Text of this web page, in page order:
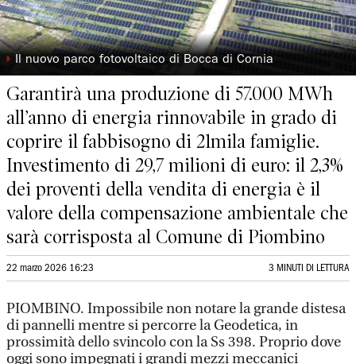
◗ Il nuovo parco fotovoltaico di Bocca di Cornia
Garantirà una produzione di 57.000 MWh
all’anno di energia rinnovabile in grado di
coprire il fabbisogno di 21mila famiglie.
Investimento di 29,7 milioni di euro: il 2,3%
dei proventi della vendita di energia è il
valore della compensazione ambientale che
sarà corrisposta al Comune di Piombino
22 marzo 2026 16:23 3 MINUTI DI LETTURA
PIOMBINO. Impossibile non notare la grande distesa
di pannelli mentre si percorre la Geodetica, in
prossimità dello svincolo con la Ss 398. Proprio dove
oggi sono impegnati i grandi mezzi meccanici